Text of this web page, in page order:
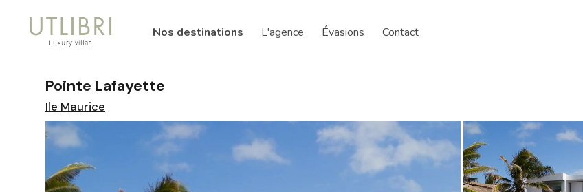
Nos destinations L'agence Évasions Contact
Pointe Lafayette
Ile Maurice